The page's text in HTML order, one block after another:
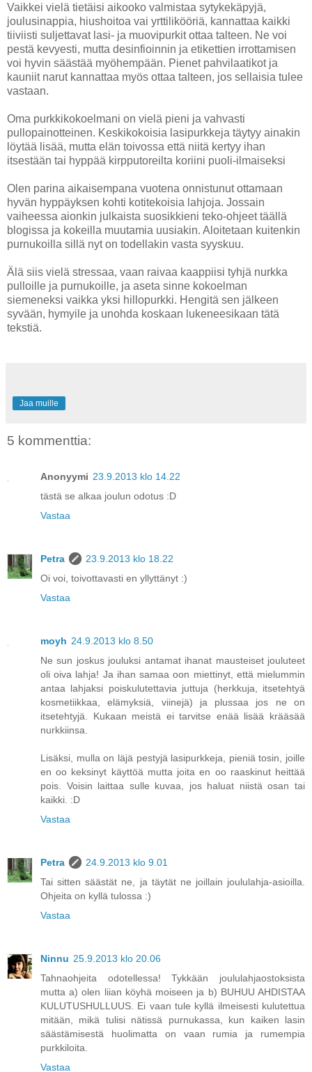
Vaikkei vielä tietäisi aikooko valmistaa sytykekäpyjä,
joulusinappia, hiushoitoa vai yrttilikööriä, kannattaa kaikki
tiiviisti suljettavat lasi- ja muovipurkit ottaa talteen. Ne voi
pestä kevyesti, mutta desinfioinnin ja etikettien irrottamisen
voi hyvin säästää myöhempään. Pienet pahvilaatikot ja
kauniit narut kannattaa myös ottaa talteen, jos sellaisia tulee
vastaan.
Oma purkkikokoelmani on vielä pieni ja vahvasti
pullopainotteinen. Keskikokoisia lasipurkkeja täytyy ainakin
löytää lisää, mutta elän toivossa että niitä kertyy ihan
itsestään tai hyppää kirpputoreilta koriini puoli-ilmaiseksi
Olen parina aikaisempana vuotena onnistunut ottamaan
hyvän hyppäyksen kohti kotitekoisia lahjoja. Jossain
vaiheessa aionkin julkaista suosikkieni teko-ohjeet täällä
blogissa ja kokeilla muutamia uusiakin. Aloitetaan kuitenkin
purnukoilla sillä nyt on todellakin vasta syyskuu.
Älä siis vielä stressaa, vaan raivaa kaappiisi tyhjä nurkka
pulloille ja purnukoille, ja aseta sinne kokoelman
siemeneksi vaikka yksi hillopurkki. Hengitä sen jälkeen
syvään, hymyile ja unohda koskaan lukeneesikaan tätä
tekstiä.
Jaa muille
5 kommenttia:
Anonyymi 23.9.2013 klo 14.22
tästä se alkaa joulun odotus :D
Vastaa
Petra
23.9.2013 klo 18.22
Oi voi, toivottavasti en yllyttänyt :)
Vastaa
moyh 24.9.2013 klo 8.50
Ne sun joskus jouluksi antamat ihanat mausteiset jouluteet
oli oiva lahja! Ja ihan samaa oon miettinyt, että mielummin
antaa lahjaksi poiskulutettavia juttuja (herkkuja, itsetehtyä
kosmetiikkaa, elämyksiä, viinejä) ja plussaa jos ne on
itsetehtyjä. Kukaan meistä ei tarvitse enää lisää krääsää
nurkkiinsa.
Lisäksi, mulla on läjä pestyjä lasipurkkeja, pieniä tosin, joille
en oo keksinyt käyttöä mutta joita en oo raaskinut heittää
pois. Voisin laittaa sulle kuvaa, jos haluat niistä osan tai
kaikki. :D
Vastaa
Petra
24.9.2013 klo 9.01
Tai sitten säästät ne, ja täytät ne joillain joululahja-asioilla.
Ohjeita on kyllä tulossa :)
Vastaa
Ninnu 25.9.2013 klo 20.06
Tahnaohjeita odotellessa! Tykkään joululahjaostoksista
mutta a) olen liian köyhä moiseen ja b) BUHUU AHDISTAA
KULUTUSHULLUUS. Ei vaan tule kyllä ilmeisesti kulutettua
mitään, mikä tulisi nätissä purnukassa, kun kaiken lasin
säästämisestä huolimatta on vaan rumia ja rumempia
purkkiloita.
Vastaa